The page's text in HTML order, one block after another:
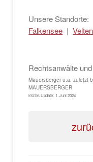
Unsere Standorte:
Falkensee |Velten
Rechtsanwälte
Mauersberger u.a. zuletzt
MAUERSBERGER
letztes Update: 1. Juni 2024